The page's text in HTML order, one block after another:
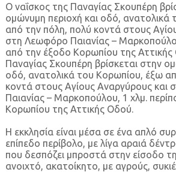
Ο ναΐσκος της Παναγίας Σκουπέρη
ομώνυμη περιοχή και οδό,
από την πόλη, πολύ κοντά στους
στη Λεωφόρο Παιανίας –
από την έξοδο Κορωπίου της
Παναγίας Σκουπέρη βρίσκεται στην
οδό, ανατολικά του Κορωπίου, έξω
κοντά στους Αγίους Αναργύρους και
Παιανίας – Μαρκοπούλου, 1 χλμ.
Κορωπίου της Αττικής Οδού.
Η εκκλησία είναι μέσα σε ένα απλό
επίπεδο περίβολο, με λίγα αραιά
που δεσπόζει μπροστά στην είσοδο
ανοιχτό, ακατοίκητο, με αγρούς,